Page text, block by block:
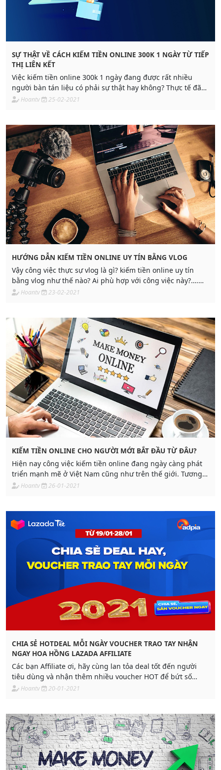
SỰ THẬT VỀ CÁCH KIẾM TIỀN ONLINE 300K 1 NGÀY TỪ TIẾP
THỊ LIÊN KẾT
Việc kiếm tiền online 300k 1 ngày đang được rất nhiều
người bàn tán liệu có phải sự thật hay không? Thực tế đã
chứng minh đây hoàn toàn là sự thật do chính Publisher
Hoantv 25-02-2021
HƯỚNG DẪN KIẾM TIỀN ONLINE UY TÍN BẰNG VLOG
Vậy công việc thực sự vlog là gì? kiếm tiền online uy tín
bằng vlog như thế nào? Ai phù hợp với công việc này?….
Nếu bạn muốn tìm hiểu thêm về công việc
Hoantv 23-02-2021
KIẾM TIỀN ONLINE CHO NGƯỜI MỚI BẮT ĐẦU TỪ ĐÂU?
Hiện nay công việc kiếm tiền online đang ngày càng phát
triển mạnh mẽ ở Việt Nam cũng như trên thế giới. Tương
tự với các công việc ngoài đời khác
Hoantv 26-01-2021
CHIA SẺ HOTDEAL MỖI NGÀY VOUCHER TRAO TAY NHẬN
NGAY HOA HỒNG LAZADA AFFILIATE
Các bạn Affiliate ơi, hãy cùng lan tỏa deal tốt đến người
tiêu dùng và nhận thêm nhiều voucher HOT để bứt số
cùng campaign Tết Lazada Affiliate nhé.
Hoantv 20-01-2021